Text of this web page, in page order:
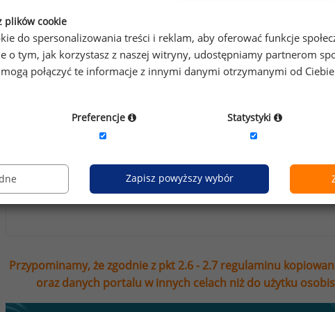
Chcesz na bieżąco śledzić najnowsze informacje o
Zapisz się do newslettera!
Wyrażam zgodę na przetwarzanie moich danych
Sedlak sp. z o.o. sp. k. w celu otrzymywania bezpłatnego
Wyrażam zgodę na przesyłanie na podany adres e-mail
marketingowych. Oświadczam, że zapoznałem się z treścią
Przypominamy, że zgodnie z pkt 2.6 - 2.7 regulaminu
oraz danych portalu w innych celach niż do użytku
plików cookie
do spersonalizowania treści i reklam, aby oferować funkcje
o tym, jak korzystasz z naszej witryny, udostępniamy partnerom
połączyć te informacje z innymi danymi otrzymanymi od
Preferencje Statystyki
Zapisz powyższy wybór